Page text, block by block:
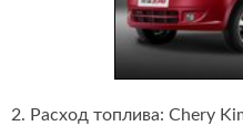
2. Расход топлива: Chery